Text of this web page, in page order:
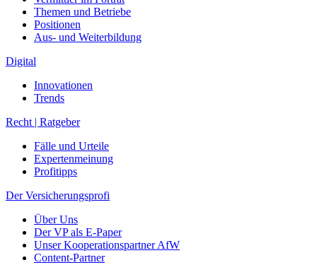
Innovationen
Trends
Expertenmeinung
Profitipps
Der Versicherungsprofi
Über Uns
Der VP als E-Paper
Unser Kooperationspartner AfW
Content-Partner
Impressum
Datenschutz
© versicherungsprofi.online